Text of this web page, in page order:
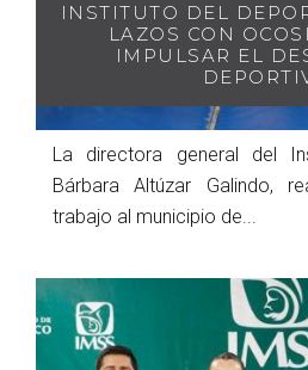
INSTITUTO DEL
LAZOS CON
IMPULSAR EL
La directora general del
Bárbara Altúzar Galindo,
trabajo al municipio de...